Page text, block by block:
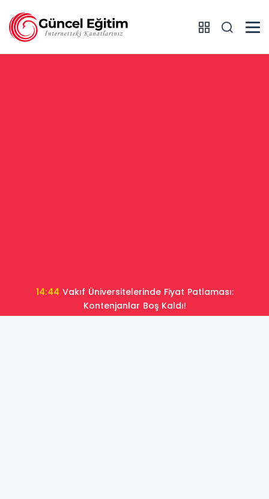
14:44
Kontenjanlar Boş Kaldı!